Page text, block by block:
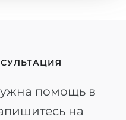
помощь в
на